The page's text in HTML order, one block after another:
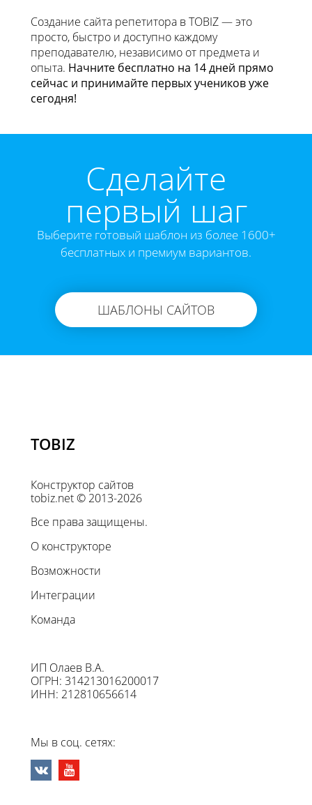
Создание сайта репетитора в TOBIZ — это
просто, быстро и доступно каждому
преподавателю, независимо от предмета и
опыта. Начните бесплатно на 14 дней прямо
сейчас и принимайте первых учеников уже
сегодня!
Cделайте
первый шаг
Выберите готовый шаблон из более 1600+
бесплатных и премиум вариантов.
ШАБЛОНЫ САЙТОВ
TOBIZ
Конструктор сайтов
tobiz.net © 2013-2026
Все права защищены.
О конструкторе
Возможности
Интеграции
Команда
ИП Олаев В.А.
ОГРН: 314213016200017
ИНН: 212810656614
Мы в соц. сетях: